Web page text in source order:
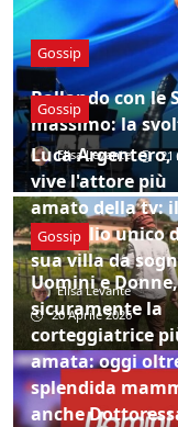
Gossip
Ballando con le
massimo: la
Elisa Levante 21
Gossip
Luca Argentero,
vive l'attore più
amato della tv: il
dettaglio unico
sua villa da
Elisa Levante
20 Aprile 2026
Gossip
Uomini e Donne,
sicuramente la
corteggiatrice
amata: oggi
splendida
anche